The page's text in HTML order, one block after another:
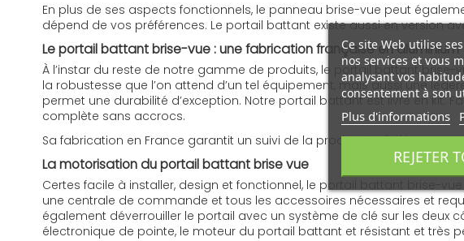
En plus de ses aspects fonctionnels, le panneau brise-vue peut
dépend de vos préférences. Le portail battant existe aussi en version
Le portail battant brise-vue : une fabrication française en aluminium
À l’instar du reste de notre gamme de produits, le portail battant
la robustesse que l’on attend d’un tel équipement, mais aussi une
permet une durabilité d’exception. Notre portail battant est livré en kit.
complète sans accrocs.
Sa fabrication en France garantit un suivi de la production fidèle aux
La motorisation du portail battant brise vue
Certes facile à installer, design et fonctionnel, le portail battant brise-
une centrale de commande et tous les accessoires nécessaires et
également déverrouiller le portail avec un système de clé sur les deux
électronique de pointe, le moteur du portail battant et résistant et très
Ce site Web utilise
nos services et vous
analysant vos
consentement à son
Plus d'informations
REJETER